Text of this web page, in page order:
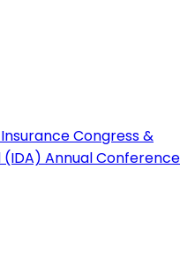
Congress &
Annual Conference